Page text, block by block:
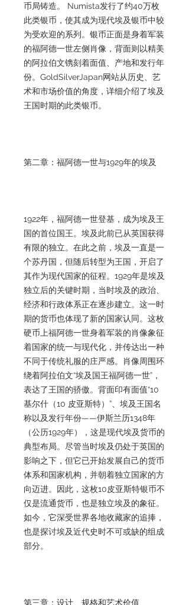
币局铸造。 Numista发行了约40万枚
此类银币，使其成为现代埃及银币中较
为受欢迎的系列。银币正面是身着军装
的福阿德一世左侧肖像，背面则以精美
的阿拉伯文镌刻着面值、产地和发行年
份。GoldSilverJapan网站从历史、艺
术和市场价值的角度，详细介绍了埃及
王国时期的此类银币。
第二章：福阿德一世与1929年的埃及
1922年，福阿德一世登基，成为埃及王
国的首位国王。埃及此前已从英国获得
有限的独立。在此之前，埃及一直是一
个苏丹国，但随后转型为王国，开启了
其作为现代国家的征程。1929年是埃及
独立后的关键时期，当时埃及的政治、
经济和行政体系正在逐步建立。这一时
期的货币也体现了新的国家认同。这枚
硬币上福阿德一世身着军装的肖像象征
着国家的统一与现代化，并传达出一种
不同于传统礼服的庄严感。肖像周围环
绕着阿拉伯文“埃及国王福阿德一世”，
表达了王国的骄傲。背面印有面值“10
基尔什（10 皮亚斯特）”、埃及王国名
称以及发行年份——伊斯兰历1348年
（公历1929年），这是现代埃及货币的
典型布局。尽管当时埃及仍处于英国的
影响之下，但它已开始发展自己的货币
体系和国家机构，并朝着独立国家的方
向迈进。因此，这枚10皮亚斯特银币不
仅是流通货币，也是独立埃及的象征。
如今，它深受世界各地收藏家的追捧，
也是探讨埃及近代史时不可或缺的组成
部分。
第三章：设计、规格和艺术价值